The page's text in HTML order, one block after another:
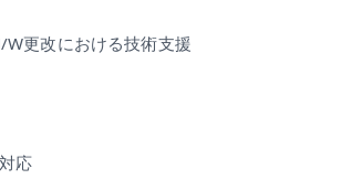
W更改における技術支援
応